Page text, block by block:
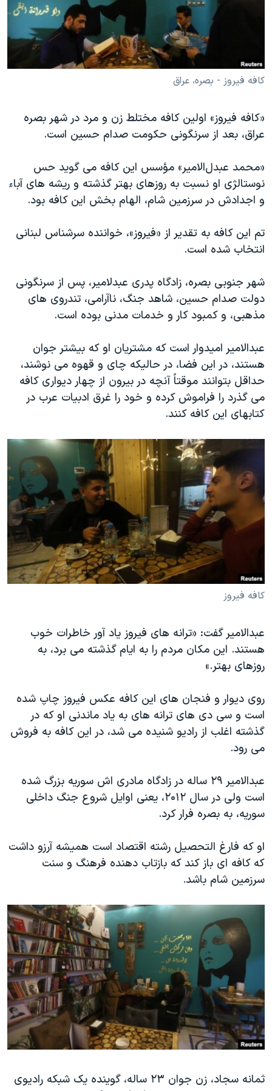
فرهنگ و زندگی
حقوق شهروندی
علم و فناوری
گالری عکس
آرشیو پخش زنده
انتخابات ریاست جمهوری آمریکا ۲۰۲۴
حمله جمهوری اسلامی به اسرائیل
رمز مهسا
اعتراضات زن، زندگی، آزادی
مجموعه مستندهای دادخواهی
تریبونال مردمی آبان ۹۸
دادگاه حمید نوری
چهل سال گروگان‌گیری
قانون شفافیت دارائی کادر رهبری ایران
اعتراضات مردمی آبان ۹۸
نرگس محمدی برنده جایزه نوبل صلح
همایش محافظه‌کاران آمریکا «سی‌پک»
سفر پرزیدنت ترامپ به چین
کافه فیروز - بصره، عراق
«کافه فیروز» اولین کافه مختلط زن و مرد در شهر بصره
عراق، بعد از سرنگونی حکومت صدام حسین است.
«محمد عبدل‌الامیر» مؤسس این کافه می گوید حس
نوستالژی او نسبت به روزهای بهتر گذشته و ریشه های آباء
و اجدادش در سرزمین شام، الهام بخش این کافه بود.
تم این کافه به تقدیر از «فیروز»، خواننده سرشناس لبنانی
انتخاب شده است.
شهر جنوبی بصره، زادگاه پدری عبدلامیر، پس از سرنگونی
دولت صدام حسین، شاهد جنگ، ناآرامی، تندروی های
مذهبی، و کمبود کار و خدمات مدنی بوده است.
عبدالامیر امیدوار است که مشتریان او که بیشتر جوان
هستند، در این فضا، در حالیکه چای و قهوه می نوشند،
حداقل بتوانند موقتاً آنچه در بیرون از چهار دیواری کافه
می گذرد را فراموش کرده و خود را غرق ادبیات عرب در
کتابهای این کافه کنند.
کافه فیروز
عبدالامیر گفت: «ترانه های فیروز یاد آور خاطرات خوب
هستند. این مکان مردم را به ایام گذشته می برد، به
روزهای بهتر.»
روی دیوار و فنجان های این کافه عکس فیروز چاپ شده
است و سی دی های ترانه های به یاد ماندنی او که در
گذشته اغلب از رادیو شنیده می شد، در این کافه به فروش
می رود.
عبدالامیر ۲۹ ساله در زادگاه مادری اش سوریه بزرگ شده
است ولی در سال ۲۰۱۲، یعنی اوایل شروع جنگ داخلی
سوریه، به بصره فرار کرد.
او که فارغ التحصیل رشته اقتصاد است همیشه آرزو داشت
که کافه ای باز کند که بازتاب دهنده فرهنگ و سنت
سرزمین شام باشد.
ثمانه سجاد، زن جوان ۲۳ ساله، گوینده یک شبکه رادیوی